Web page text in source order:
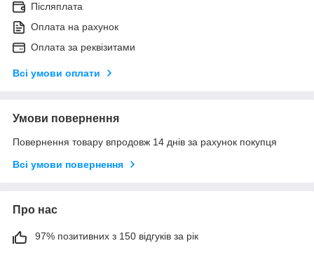
Післяплата
Оплата на рахунок
Оплата за реквізитами
Всі умови оплати
Умови повернення
Повернення товару впродовж 14 днів за рахунок покупця
Всі умови повернення
Про нас
97% позитивних з 150 відгуків за рік